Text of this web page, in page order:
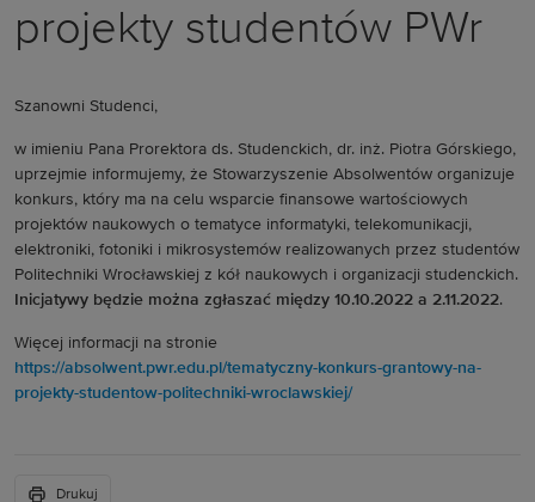
projekty studentów PWr
Szanowni Studenci,
w imieniu Pana Prorektora ds. Studenckich, dr. inż. Piotra Górskiego,
uprzejmie informujemy, że Stowarzyszenie Absolwentów organizuje
konkurs, który ma na celu wsparcie finansowe wartościowych
projektów naukowych o tematyce informatyki, telekomunikacji,
elektroniki, fotoniki i mikrosystemów realizowanych przez studentów
Politechniki Wrocławskiej z kół naukowych i organizacji studenckich.
Inicjatywy będzie można zgłaszać między 10.10.2022 a 2.11.2022.
Więcej informacji na stronie
https://absolwent.pwr.edu.pl/tematyczny-konkurs-grantowy-na-
projekty-studentow-politechniki-wroclawskiej/
Drukuj